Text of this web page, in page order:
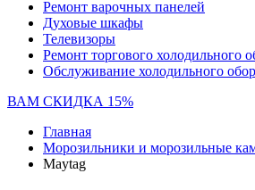
Ремонт варочных панелей
Духовые шкафы
Телевизоры
Ремонт торгового холодильного
Обслуживание холодильного
ВАМ СКИДКА 15%
Главная
Морозильники и морозильные
Maytag